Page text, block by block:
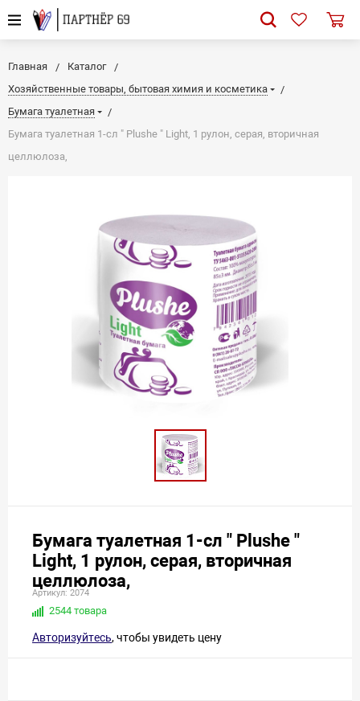
Главная
Каталог
Хозяйственные товары, бытовая химия и косметика
Бумага туалетная
Бумага туалетная 1-сл " Plushe " Light, 1 рулон, серая, вторичная
целлюлоза,
Бумага туалетная 1-сл " Plushe "
Light, 1 рулон, серая, вторичная
целлюлоза,
Артикул: 2074
2544 товара
Авторизуйтесь, чтобы увидеть цену